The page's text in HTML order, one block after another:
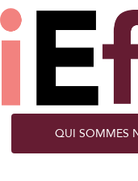
QUI SOMMES